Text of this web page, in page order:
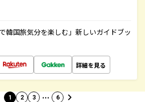
韓国旅気分を楽しむ」新しいガイドブッ
詳細を見る
1 2 3 … 6